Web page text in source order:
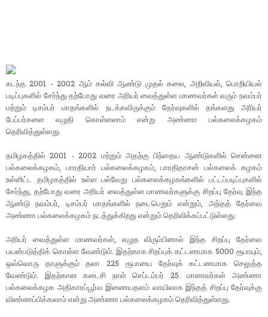
கடந்த 2001 - 2002 ஆம் கல்வி ஆண்டு முதல் கலை, அறிவியல், பொறியியல்
படிப்புகளில் சேர்ந்து தற்போது வரை அரியர் வைத்துள்ள மாணவர்கள் வரும் நவம்பர்
மற்றும் டிசம்பர் மாதங்களில் நடக்கவிருக்கும் தேர்வுகளில் தங்களது அரியர்
பேப்பர்களை எழுதி கொள்ளலாம் என்று அண்ணா பல்கலைக்கழகம்
தெரிவித்துள்ளது.
தமிழகத்தில் 2001 - 2002 மற்றும் அதற்கு பிந்தைய ஆண்டுகளில் சென்னை
பல்கலைக்கழகம், பாரதியார் பல்கலைக்கழகம், பாரதிதாசன் பல்கலைக் கழகம்
உள்ளிட்ட தமிழகத்தில் உள்ள பல்வேறு பல்கலைக்கழகங்களில் பட்டப்படிப்புகளில்
சேர்ந்து, தற்போது வரை அரியர் வைத்துள்ள மாணவர்களுக்கு சிறப்பு தேர்வு இந்த
ஆண்டு நவம்பர், டிசம்பர் மாதங்களில் நடைபெறும் என்றும், அந்தத் தேர்வை
அண்ணா பல்கலைக்கழகம் நடத்துக்கிறது என்றும் தெரிவிக்கப்பட்டுள்ளது.
அரியர் வைத்துள்ள மாணவர்கள், எழுத விரும்பினால் இந்த சிறப்பு தேர்வை
பயன்படுத்திக் கொள்ள வேண்டும். இதற்காக சிறப்புக் கட்டணமாக 5000 ரூபாயும்,
ஒவ்வொரு தாளுக்கும் தலா 225 ரூபாயை தேர்வுக் கட்டணமாக செலுத்த
வேண்டும். இதற்கான கடைசி நாள் செப்டம்பர் 25. மாணவர்கள் அண்ணா
பல்கலைக்கழக அதிகாரப்பூர்வ இணையதளம் வாயிலாக இந்தத் சிறப்பு தேர்வுக்கு
விண்ணப்பிக்கலாம் என்று அண்ணா பல்கலைக்கழகம் தெரிவித்துள்ளது.